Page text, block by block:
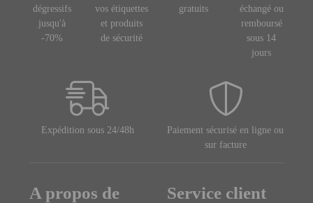
dégressifs
jusqu'à
-70%
vos étiquettes
et produits
de sécurité
gratuits
échangé ou
remboursé
sous 14
jours
Expédition sous 24/48h
Paiement sécurisé en ligne ou
sur facture
A propos de
Service client